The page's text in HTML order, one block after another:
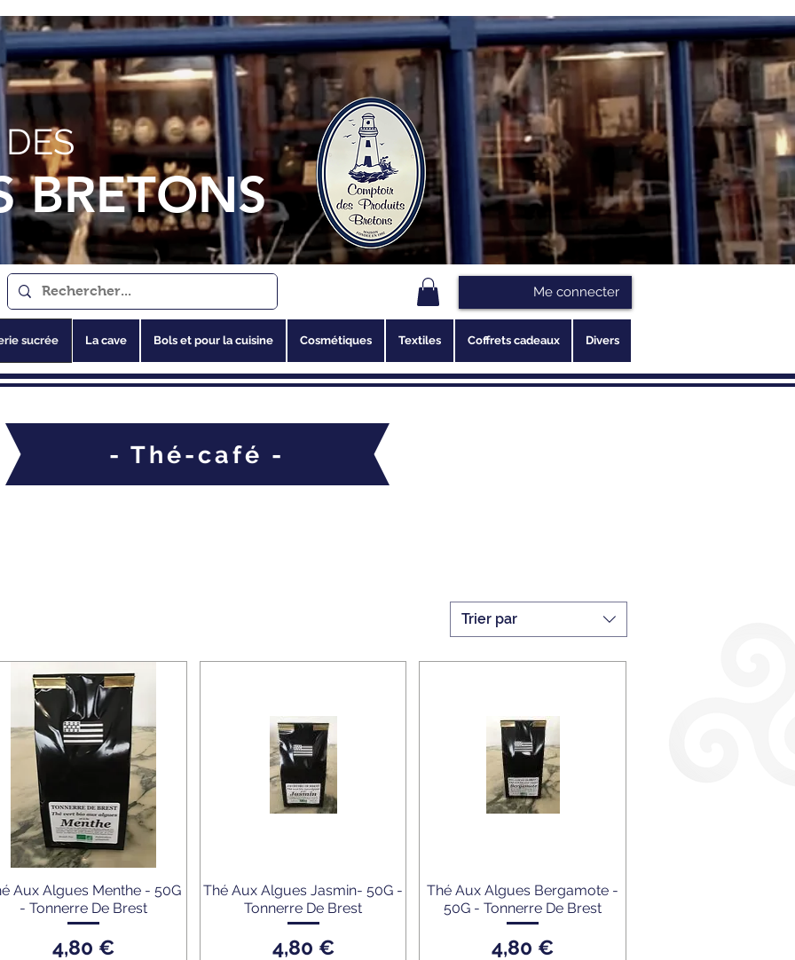
BRETONS
Me connecter
sucrée La cave Bols et pour la cuisine Cosmétiques Textiles Coffrets cadeaux Divers
- Thé-café -
Trier par
Aux Algues Menthe - 50G
- Tonnerre De Brest
Prix
4,80 €
Thé Aux Algues Jasmin- 50G -
Tonnerre De Brest
Prix
4,80 €
Thé Aux Algues Bergamote -
50G - Tonnerre De Brest
Prix
4,80 €